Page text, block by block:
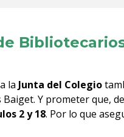
la Junta del Colegio
Y prometer que,
2 y 18. Por lo que